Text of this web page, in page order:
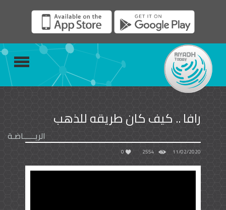
رافا .. كيف كان طريقه للذهب
الريــــــاضـة
11/02/2020
2554
0